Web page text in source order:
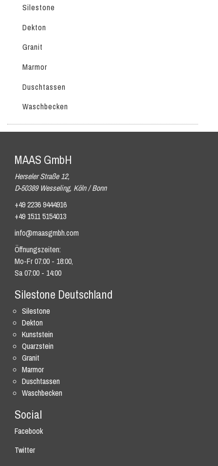
Silestone
Dekton
Granit
Marmor
Duschtassen
Waschbecken
MAAS GmbH
Herseler Straße 12,
D-50389 Wesseling, Köln / Bonn
+49 2236 9444916
+49 1511 5154013
info@maasgmbh.com
Öffnungszeiten:
Mo-Fr 07:00 - 18:00,
Sa 07:00 - 14:00
Silestone Deutschland
Silestone
Dekton
Kunststein
Quarzstein
Granit
Marmor
Duschtassen
Waschbecken
Social
Facebook
Twitter